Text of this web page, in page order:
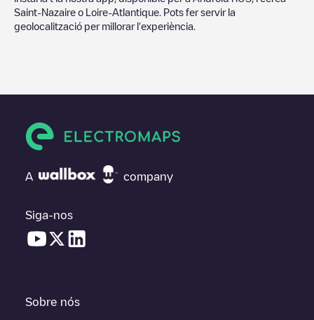
Saint-Nazaire o Loire-Atlantique . Pots fer servir la
geolocalització per millorar l'experiència.
A company
Siga-nos
Sobre nós